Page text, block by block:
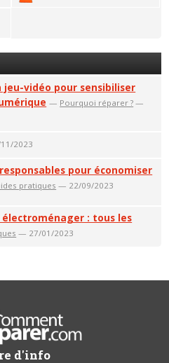
jeu-vidéo pour sensibiliser
— Pourquoi réparer ? —
2023
pour économiser
pratiques — 22/09/2023
électroménager : tous les
— 27/01/2023
d'info